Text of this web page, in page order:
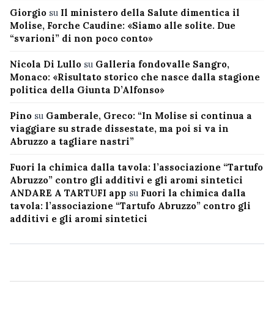
Giorgio su Il ministero della Salute dimentica il
Molise, Forche Caudine: «Siamo alle solite. Due
“svarioni” di non poco conto»
Nicola Di Lullo su Galleria fondovalle Sangro,
Monaco: «Risultato storico che nasce dalla stagione
politica della Giunta D’Alfonso»
Pino su Gamberale, Greco: “In Molise si continua a
viaggiare su strade dissestate, ma poi si va in
Abruzzo a tagliare nastri”
Fuori la chimica dalla tavola: l’associazione “Tartufo
Abruzzo” contro gli additivi e gli aromi sintetici
ANDARE A TARTUFI app su Fuori la chimica dalla
tavola: l’associazione “Tartufo Abruzzo” contro gli
additivi e gli aromi sintetici